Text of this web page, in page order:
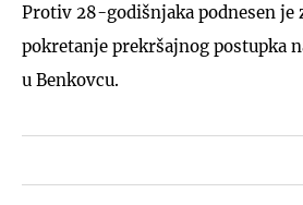
Protiv 28-godišnjaka podnesen je
pokretanje prekršajnog postupka
u Benkovcu.